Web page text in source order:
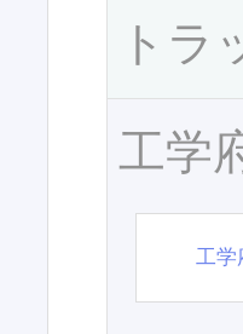
トラ
工学
工